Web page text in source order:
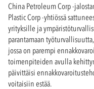
China Petroleum Corp -
Plastic Corp -yhtiössä
yrityksille ja
parantamaan
jossa on parempi
toimenpiteiden avulla
päivittäisi
voitaisiin estää.